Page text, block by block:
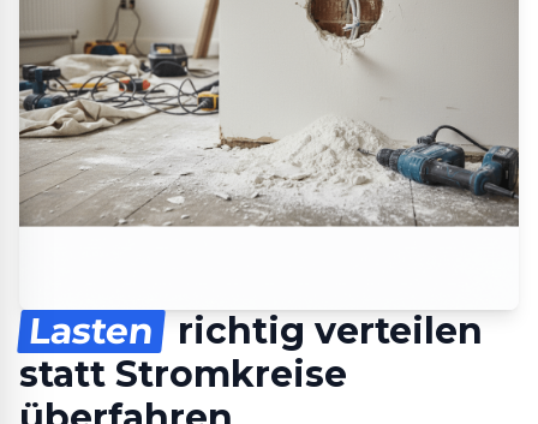
Lasten
richtig verteilen
statt Stromkreise